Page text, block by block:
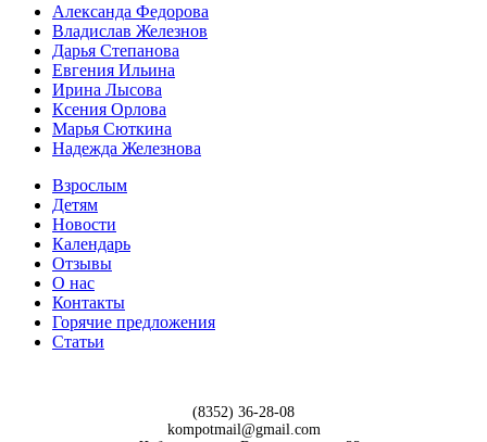
Александа Федорова
Владислав Железнов
Дарья Степанова
Евгения Ильина
Ирина Лысова
Ксения Орлова
Марья Сюткина
Надежда Железнова
Взрослым
Детям
Новости
Календарь
Отзывы
О нас
Контакты
Горячие предложения
Статьи
(8352) 36-28-08
kompotmail@gmail.com